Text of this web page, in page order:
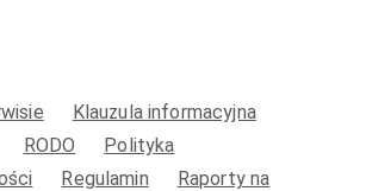
Klauzula informacyjna
RODO
Polityka
Regulamin
Raporty na